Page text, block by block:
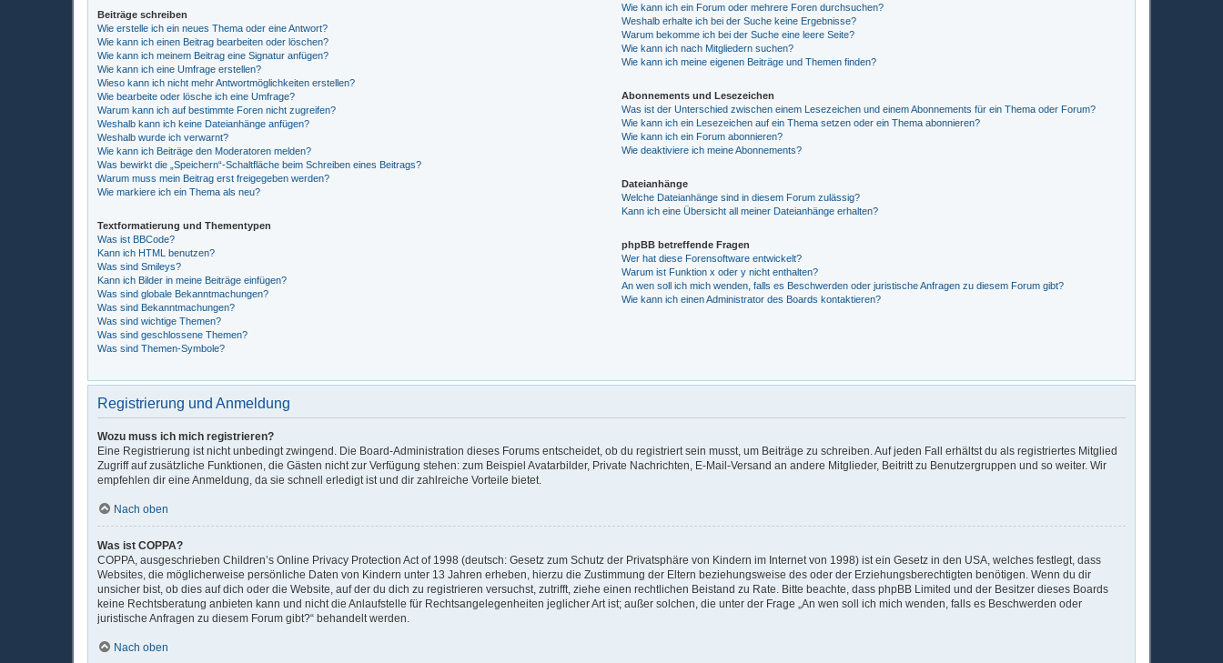
Beiträge schreiben
Wie erstelle ich ein neues Thema oder eine Antwort?
Wie kann ich einen Beitrag bearbeiten oder löschen?
Wie kann ich meinem Beitrag eine Signatur anfügen?
Wie kann ich eine Umfrage erstellen?
Wieso kann ich nicht mehr Antwortmöglichkeiten erstellen?
Wie bearbeite oder lösche ich eine Umfrage?
Warum kann ich auf bestimmte Foren nicht zugreifen?
Weshalb kann ich keine Dateianhänge anfügen?
Weshalb wurde ich verwarnt?
Wie kann ich Beiträge den Moderatoren melden?
Was bewirkt die „Speichern“-Schaltfläche beim Schreiben eines Beitrags?
Warum muss mein Beitrag erst freigegeben werden?
Wie markiere ich ein Thema als neu?
Textformatierung und Thementypen
Was ist BBCode?
Kann ich HTML benutzen?
Was sind Smileys?
Kann ich Bilder in meine Beiträge einfügen?
Was sind globale Bekanntmachungen?
Was sind Bekanntmachungen?
Was sind wichtige Themen?
Was sind geschlossene Themen?
Was sind Themen-Symbole?
Wie kann ich ein Forum oder mehrere Foren durchsuchen?
Weshalb erhalte ich bei der Suche keine Ergebnisse?
Warum bekomme ich bei der Suche eine leere Seite?
Wie kann ich nach Mitgliedern suchen?
Wie kann ich meine eigenen Beiträge und Themen finden?
Abonnements und Lesezeichen
Was ist der Unterschied zwischen einem Lesezeichen und einem Abonnements für ein Thema oder Forum?
Wie kann ich ein Lesezeichen auf ein Thema setzen oder ein Thema abonnieren?
Wie kann ich ein Forum abonnieren?
Wie deaktiviere ich meine Abonnements?
Dateianhänge
Welche Dateianhänge sind in diesem Forum zulässig?
Kann ich eine Übersicht all meiner Dateianhänge erhalten?
phpBB betreffende Fragen
Wer hat diese Forensoftware entwickelt?
Warum ist Funktion x oder y nicht enthalten?
An wen soll ich mich wenden, falls es Beschwerden oder juristische Anfragen zu diesem Forum gibt?
Wie kann ich einen Administrator des Boards kontaktieren?
Registrierung und Anmeldung
Wozu muss ich mich registrieren?
Eine Registrierung ist nicht unbedingt zwingend. Die Board-Administration dieses Forums entscheidet, ob du registriert sein musst, um Beiträge zu schreiben. Auf jeden Fall erhältst du als registriertes Mitglied
Zugriff auf zusätzliche Funktionen, die Gästen nicht zur Verfügung stehen: zum Beispiel Avatarbilder, Private Nachrichten, E-Mail-Versand an andere Mitglieder, Beitritt zu Benutzergruppen und so weiter. Wir
empfehlen dir eine Anmeldung, da sie schnell erledigt ist und dir zahlreiche Vorteile bietet.
Nach oben
Was ist COPPA?
COPPA, ausgeschrieben Children’s Online Privacy Protection Act of 1998 (deutsch: Gesetz zum Schutz der Privatsphäre von Kindern im Internet von 1998) ist ein Gesetz in den USA, welches festlegt, dass
Websites, die möglicherweise persönliche Daten von Kindern unter 13 Jahren erheben, hierzu die Zustimmung der Eltern beziehungsweise des oder der Erziehungsberechtigten benötigen. Wenn du dir
unsicher bist, ob dies auf dich oder die Website, auf der du dich zu registrieren versuchst, zutrifft, ziehe einen rechtlichen Beistand zu Rate. Bitte beachte, dass phpBB Limited und der Besitzer dieses Boards
keine Rechtsberatung anbieten kann und nicht die Anlaufstelle für Rechtsangelegenheiten jeglicher Art ist; außer solchen, die unter der Frage „An wen soll ich mich wenden, falls es Beschwerden oder
juristische Anfragen zu diesem Forum gibt?“ behandelt werden.
Nach oben